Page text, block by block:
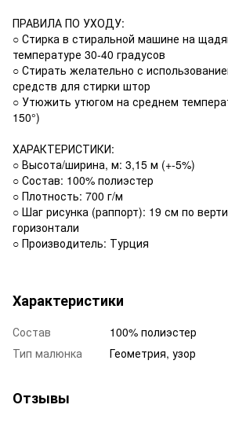
ПРАВИЛА ПО УХОДУ:
○ Стирка в стиральной машине на
температуре 30-40 градусов
○ Стирать желательно с
средств для стирки штор
○ Утюжить утюгом на среднем
150°)
ХАРАКТЕРИСТИКИ:
○ Высота/ширина, м: 3,15 м (+-5%)
○ Состав: 100% полиэстер
○ Плотность: 700 г/м
○ Шаг рисунка (раппорт): 19 см по
горизонтали
○ Производитель: Турция
Характеристики
Состав
100% полиэстер
Тип малюнка
Геометрия, узор
Отзывы